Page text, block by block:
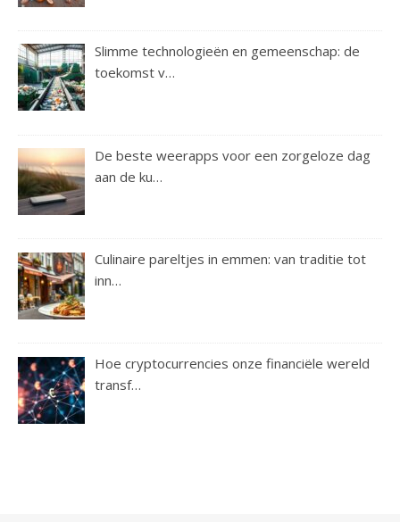
Slimme technologieën en gemeenschap: de
toekomst v…
De beste weerapps voor een zorgeloze dag
aan de ku…
Culinaire pareltjes in emmen: van traditie tot
inn…
Hoe cryptocurrencies onze financiële wereld
transf…